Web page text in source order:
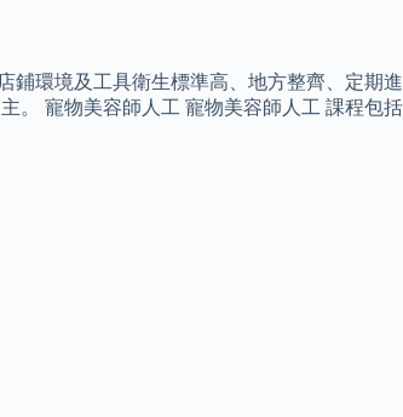
鋪環境及工具衛生標準高、地方整齊、定期進
。 寵物美容師人工 寵物美容師人工 課程包括